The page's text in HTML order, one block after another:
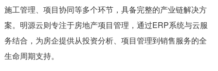
施工管理、项目协同等多个环节，具备完整的产业链解决方
案。明源云则专注于房地产项目管理，通过ERP系统与云服
务结合，为房企提供从投资分析、项目管理到销售服务的全
生命周期支持。